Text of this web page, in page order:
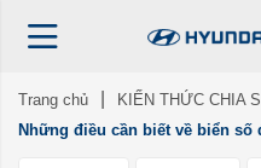
Trang chủ
KIẾN THỨC CHIA
Những điều cần biết về biển số